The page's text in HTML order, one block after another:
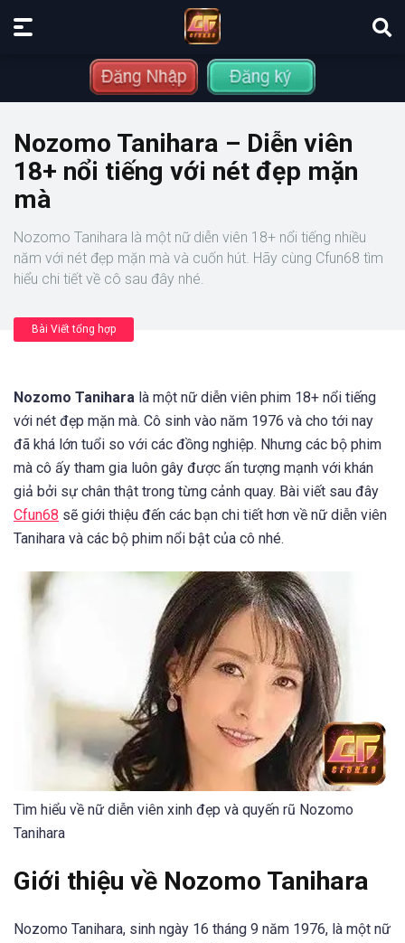
Nozomo Tanihara – Diễn viên
18+ nổi tiếng với nét đẹp mặn
mà
Nozomo Tanihara là một nữ diễn viên 18+ nổi tiếng nhiều
năm với nét đẹp mặn mà và cuốn hút. Hãy cùng Cfun68 tìm
hiểu chi tiết về cô sau đây nhé.
Bài Viết tổng hợp
Nozomo Tanihara là một nữ diễn viên phim 18+ nổi tiếng
với nét đẹp mặn mà. Cô sinh vào năm 1976 và cho tới nay
đã khá lớn tuổi so với các đồng nghiệp. Nhưng các bộ phim
mà cô ấy tham gia luôn gây được ấn tượng mạnh với khán
giả bởi sự chân thật trong từng cảnh quay. Bài viết sau đây
Cfun68 sẽ giới thiệu đến các bạn chi tiết hơn về nữ diễn viên
Tanihara và các bộ phim nổi bật của cô nhé.
Tìm hiểu về nữ diễn viên xinh đẹp và quyến rũ Nozomo
Tanihara
Giới thiệu về Nozomo Tanihara
Nozomo Tanihara, sinh ngày 16 tháng 9 năm 1976, là một nữ